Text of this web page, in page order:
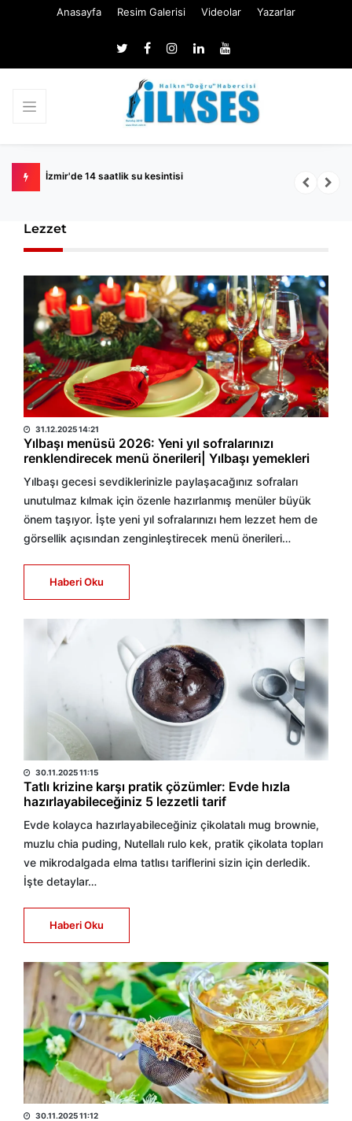
Anasayfa Resim Galerisi Videolar Yazarlar
İzmir'de 14 saatlik su kesintisi
Lezzet
HABER MERKEZİ
31.12.2025 14:21
Yılbaşı menüsü 2026: Yeni yıl sofralarınızı
renklendirecek menü önerileri| Yılbaşı yemekleri
Yılbaşı gecesi sevdiklerinizle paylaşacağınız sofraları
unutulmaz kılmak için özenle hazırlanmış menüler büyük
önem taşıyor. İşte yeni yıl sofralarınızı hem lezzet hem de
görsellik açısından zenginleştirecek menü önerileri…
Haberi Oku
HABER MERKEZİ
30.11.2025 11:15
Tatlı krizine karşı pratik çözümler: Evde hızla
hazırlayabileceğiniz 5 lezzetli tarif
Evde kolayca hazırlayabileceğiniz çikolatalı mug brownie,
muzlu chia puding, Nutellalı rulo kek, pratik çikolata topları
ve mikrodalgada elma tatlısı tariflerini sizin için derledik.
İşte detaylar…
Haberi Oku
HABER MERKEZİ
30.11.2025 11:12